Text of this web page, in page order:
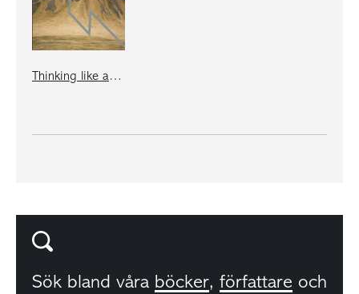
Thinking like a mountain
Sök bland våra böcker, författare och